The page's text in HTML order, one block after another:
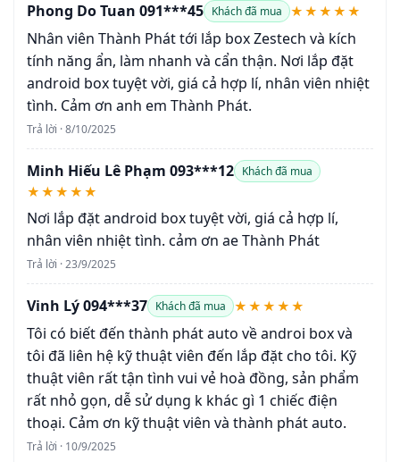
Phong Do Tuan 091***45 Khách đã mua ★★★★★
Nhân viên Thành Phát tới lắp box Zestech và kích
tính năng ẩn, làm nhanh và cẩn thận. Nơi lắp đặt
android box tuyệt vời, giá cả hợp lí, nhân viên nhiệt
tình. Cảm ơn anh em Thành Phát.
Trả lời · 8/10/2025
Minh Hiếu Lê Phạm 093***12 Khách đã mua
★★★★★
Nơi lắp đặt android box tuyệt vời, giá cả hợp lí,
nhân viên nhiệt tình. cảm ơn ae Thành Phát
Trả lời · 23/9/2025
Vinh Lý 094***37 Khách đã mua ★★★★★
Tôi có biết đến thành phát auto về androi box và
tôi đã liên hệ kỹ thuật viên đến lắp đặt cho tôi. Kỹ
thuật viên rất tận tình vui vẻ hoà đồng, sản phẩm
rất nhỏ gọn, dễ sử dụng k khác gì 1 chiếc điện
thoại. Cảm ơn kỹ thuật viên và thành phát auto.
Trả lời · 10/9/2025